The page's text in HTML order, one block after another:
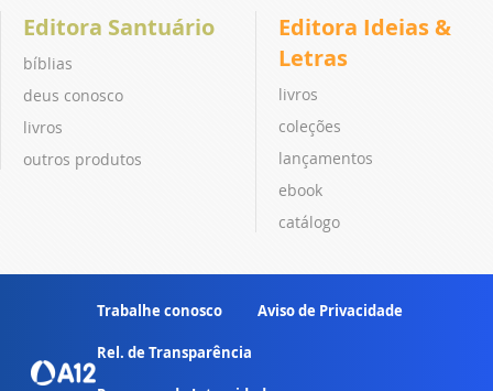
Editora Santuário
bíblias
deus conosco
livros
outros produtos
Editora Ideias &
Letras
livros
coleções
lançamentos
ebook
catálogo
Trabalhe conosco Aviso de Privacidade
Rel. de Transparência